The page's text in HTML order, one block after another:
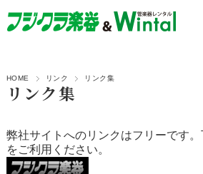
HOME リンク リンク集
リンク集
弊社サイトへのリンクはフリーです
をご利用ください。